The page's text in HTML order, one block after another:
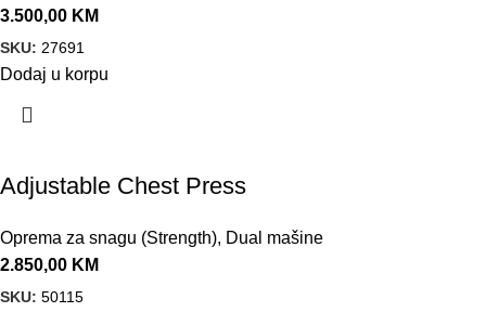
3.500,00 KM
SKU: 27691
Dodaj u korpu
Adjustable Chest Press
Oprema za snagu (Strength), Dual mašine
2.850,00 KM
SKU: 50115